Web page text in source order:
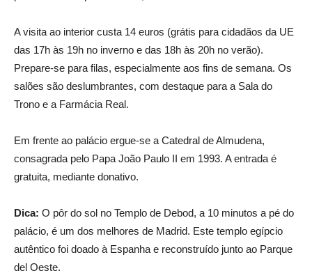
A visita ao interior custa 14 euros (grátis para cidadãos da UE
das 17h às 19h no inverno e das 18h às 20h no verão).
Prepare-se para filas, especialmente aos fins de semana. Os
salões são deslumbrantes, com destaque para a Sala do
Trono e a Farmácia Real.
Em frente ao palácio ergue-se a Catedral de Almudena,
consagrada pelo Papa João Paulo II em 1993. A entrada é
gratuita, mediante donativo.
Dica: O pôr do sol no Templo de Debod, a 10 minutos a pé do
palácio, é um dos melhores de Madrid. Este templo egípcio
autêntico foi doado à Espanha e reconstruído junto ao Parque
del Oeste.